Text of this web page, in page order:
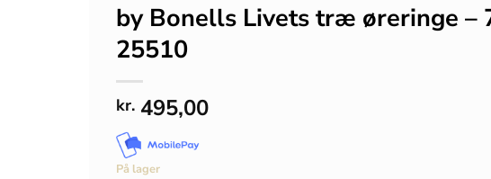
by Bonells Livets træ øreringe –
25510
kr. 495,00
På lager